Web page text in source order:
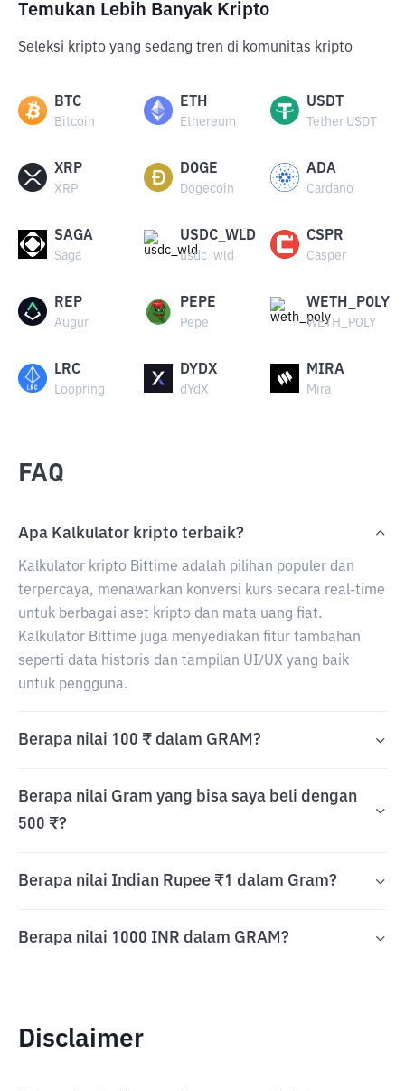
Temukan Lebih Banyak Kripto
Seleksi kripto yang sedang tren di komunitas kripto
BTC
Bitcoin
ETH
Ethereum
USDT
Tether USDT
XRP
XRP
DOGE
Dogecoin
ADA
Cardano
SAGA
Saga
USDC_WLD
usdc_wld
CSPR
Casper
REP
Augur
PEPE
Pepe
WETH_POLY
WETH_POLY
LRC
Loopring
DYDX
dYdX
MIRA
Mira
FAQ
Apa Kalkulator kripto terbaik?
Kalkulator kripto Bittime adalah pilihan populer dan
terpercaya, menawarkan konversi kurs secara real-time
untuk berbagai aset kripto dan mata uang fiat.
Kalkulator Bittime juga menyediakan fitur tambahan
seperti data historis dan tampilan UI/UX yang baik
untuk pengguna.
Berapa nilai 100 ₹ dalam GRAM?
Berapa nilai Gram yang bisa saya beli dengan
500 ₹?
Berapa nilai Indian Rupee ₹1 dalam Gram?
Berapa nilai 1000 INR dalam GRAM?
Disclaimer